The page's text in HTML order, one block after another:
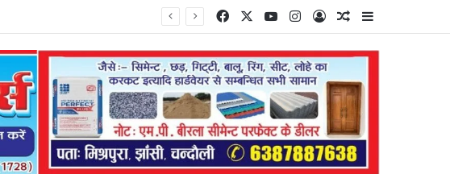
FacebookYouTubeInstagram
Log InRandom Article
Sidebar